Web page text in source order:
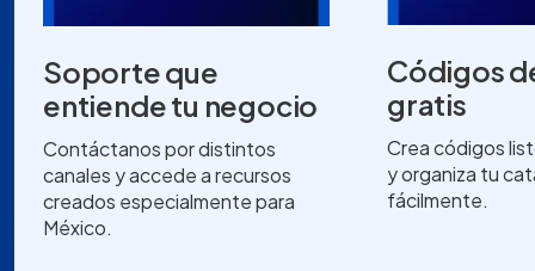
Soporte que
entiende tu negocio
Contáctanos por distintos
canales y accede a recursos
creados especialmente para
México.
Códigos
gratis
Crea códigos
y organiza tu
fácilmente.